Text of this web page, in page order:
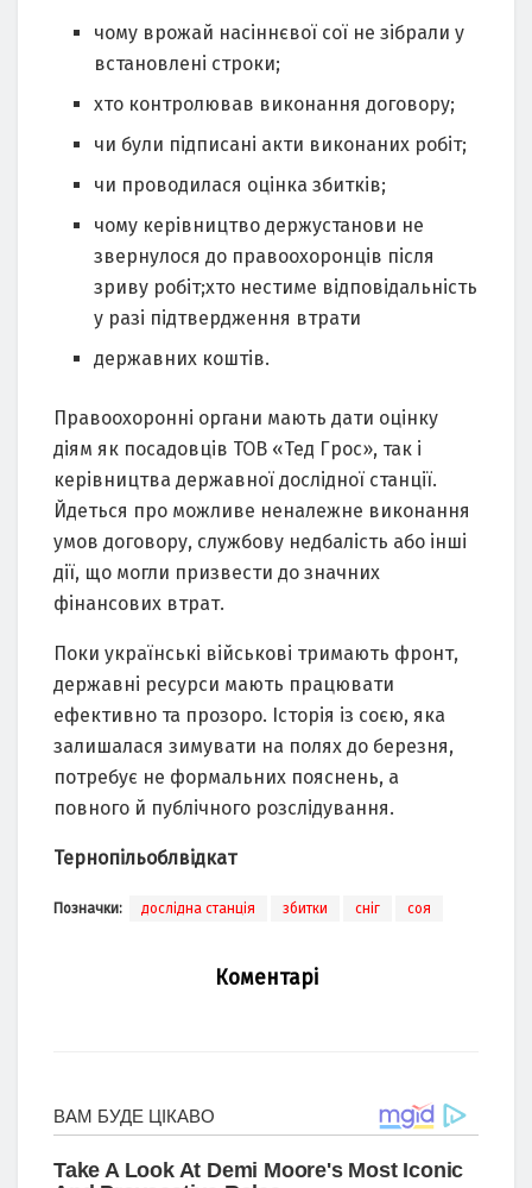
чому врожай насіннєвої сої не зібрали у
встановлені строки;
хто контролював виконання договору;
чи були підписані акти виконаних робіт;
чи проводилася оцінка збитків;
чому керівництво держустанови не
звернулося до правоохоронців після
зриву робіт;хто нестиме відповідальність
у разі підтвердження втрати
державних коштів.
Правоохоронні органи мають дати оцінку
діям як посадовців ТОВ «Тед Грос», так і
керівництва державної дослідної станції.
Йдеться про можливе неналежне виконання
умов договору, службову недбалість або інші
дії, що могли призвести до значних
фінансових втрат.
Поки українські військові тримають фронт,
державні ресурси мають працювати
ефективно та прозоро. Історія із соєю, яка
залишалася зимувати на полях до березня,
потребує не формальних пояснень, а
повного й публічного розслідування.
Тернопільоблвідкат
Позначки: дослідна станція збитки сніг соя
Коментарі